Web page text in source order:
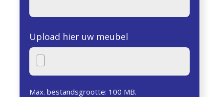
Upload hier uw meubel
Max. bestandsgrootte: 100 MB.